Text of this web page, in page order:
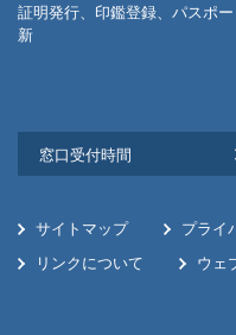
証明発行、印鑑登録、パスポ
新
窓口受付時間
サイトマップ プライ
リンクについて
ウェ